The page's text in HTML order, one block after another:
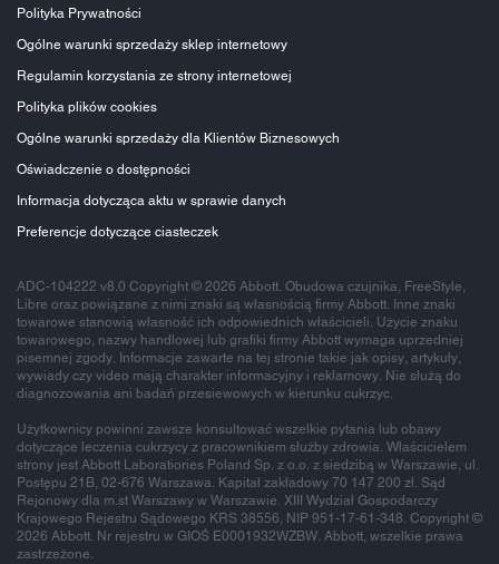
Polityka Prywatności
Ogólne warunki sprzedaży sklep internetowy
Regulamin korzystania ze strony internetowej
Polityka plików cookies
Ogólne warunki sprzedaży dla Klientów Biznesowych
Oświadczenie o dostępności
Informacja dotycząca aktu w sprawie danych
Preferencje dotyczące ciasteczek
ADC-104222 v8.0 Copyright © 2026 Abbott. Obudowa czujnika, FreeStyle,
Libre oraz powiązane z nimi znaki są własnością firmy Abbott. Inne znaki
towarowe stanowią własność ich odpowiednich właścicieli. Użycie znaku
towarowego, nazwy handlowej lub grafiki firmy Abbott wymaga uprzedniej
pisemnej zgody. Informacje zawarte na tej stronie takie jak opisy, artykuły,
wywiady czy video mają charakter informacyjny i reklamowy. Nie służą do
diagnozowania ani badań przesiewowych w kierunku cukrzyc.
Użytkownicy powinni zawsze konsultować wszelkie pytania lub obawy
dotyczące leczenia cukrzycy z pracownikiem służby zdrowia. Właścicielem
strony jest Abbott Laboratiories Poland Sp. z o.o. z siedzibą w Warszawie, ul.
Postępu 21B, 02-676 Warszawa. Kapitał zakładowy 70 147 200 zł. Sąd
Rejonowy dla m.st Warszawy w Warszawie. XIII Wydział Gospodarczy
Krajowego Rejestru Sądowego KRS 38556, NIP 951-17-61-348. Copyright ©
2026 Abbott. Nr rejestru w GIOŚ E0001932WZBW. Abbott, wszelkie prawa
zastrzeżone.